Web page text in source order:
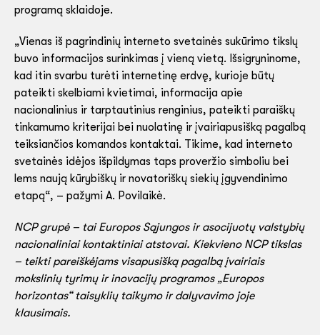
programą sklaidoje.
„Vienas iš pagrindinių interneto svetainės sukūrimo tikslų
buvo informacijos surinkimas į vieną vietą. Išsigryninome,
kad itin svarbu turėti internetinę erdvę, kurioje būtų
pateikti skelbiami kvietimai, informacija apie
nacionalinius ir tarptautinius renginius, pateikti paraiškų
tinkamumo kriterijai bei nuolatinę ir įvairiapusišką pagalbą
teiksiančios komandos kontaktai. Tikime, kad interneto
svetainės idėjos išpildymas taps proveržio simboliu bei
lems naują kūrybiškų ir novatoriškų siekių įgyvendinimo
etapą“, – pažymi A. Povilaikė.
NCP grupė – tai Europos Sąjungos ir asocijuotų valstybių
nacionaliniai kontaktiniai atstovai. Kiekvieno NCP tikslas
– teikti pareiškėjams visapusišką pagalbą įvairiais
mokslinių tyrimų ir inovacijų programos „Europos
horizontas“ taisyklių taikymo ir dalyvavimo joje
klausimais.